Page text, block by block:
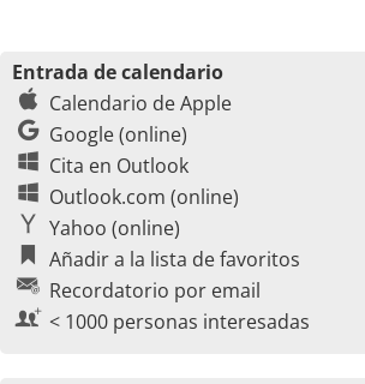
Entrada de calendario
Calendario de Apple
Google (online)
Cita en Outlook
Outlook.com (online)
Yahoo (online)
Añadir a la lista de favoritos
Recordatorio por email
< 1000 personas interesadas